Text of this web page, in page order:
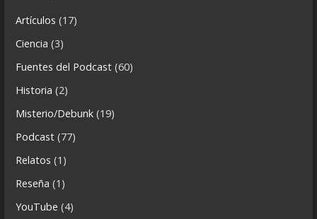
8
Crónicas de Nantucket
https://www.ivoox.com/cdn-6x06-8211-qanon-
parte-2-la-forja-audios-mp3_rf_67540152_1.html
Continuamos el especial Qanon con esta segunda
ó
n
c
a
s
Artículos (17)
Ciencia (3)
Fuentes del Podcast (60)
Historia (2)
Misterio/Debunk (19)
Podcast (77)
Relatos (1)
Reseña (1)
YouTube (4)